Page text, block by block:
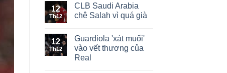
12
Th12
CLB Saudi Arabia
chê Salah vì quá già
12
Th12
Guardiola 'xát muối'
vào vết thương của
Real